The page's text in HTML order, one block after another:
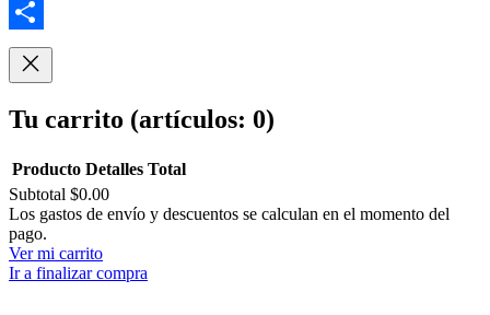
Email
Compartir
Tu carrito (artículos: 0)
Productos
del
carrito
Producto Detalles Total
Subtotal $0.00
Los gastos de envío y descuentos se calculan en el momento del
pago.
Ver mi carrito
Ir a finalizar compra